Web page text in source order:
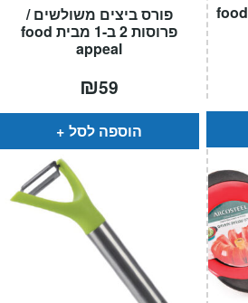
פורס ביצים משולשים /
פרוסות 2 ב-1 מבית food
appeal
₪59
הוספה לסל
מחבת פנקייק 4 שקעים food